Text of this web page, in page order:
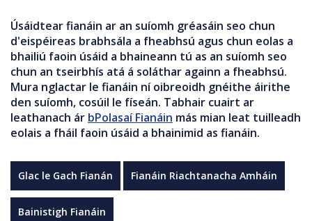
Úsáidtear fianáin ar an suíomh gréasáin seo chun
d'eispéireas brabhsála a fheabhsú agus chun eolas a
bhailiú faoin úsáid a bhaineann tú as an suíomh seo
chun an tseirbhís atá á soláthar againn a fheabhsú.
Mura nglactar le fianáin ní oibreoidh gnéithe áirithe
den suíomh, cosúil le físeán. Tabhair cuairt ar
leathanach ár bPolasaí Fianáin más mian leat tuilleadh
eolais a fháil faoin úsáid a bhainimid as fianáin.
Glac le Gach Fianán Fianáin Riachtanacha Amháin
Bainistigh Fianáin